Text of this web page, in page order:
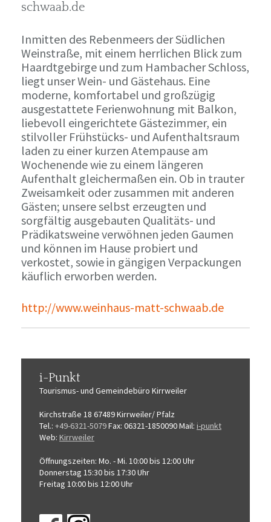
schwaab.de
Inmitten des Rebenmeers der Südlichen
Weinstraße, mit einem herrlichen Blick zum
Haardtgebirge und zum Hambacher Schloss,
liegt unser Wein- und Gästehaus. Eine
moderne, komfortabel und großzügig
ausgestattete Ferienwohnung mit Balkon,
liebevoll eingerichtete Gästezimmer, ein
stilvoller Frühstücks- und Aufenthaltsraum
laden zu einer kurzen Atempause am
Wochenende wie zu einem längeren
Aufenthalt gleichermaßen ein. Ob in trauter
Zweisamkeit oder zusammen mit anderen
Gästen; unsere selbst erzeugten und
sorgfältig ausgebauten Qualitäts- und
Prädikatsweine verwöhnen jeden Gaumen
und können im Hause probiert und
verkostet, sowie in gängigen Verpackungen
käuflich erworben werden.
http://www.weinhaus-matt-schwaab.de
i-Punkt
Tourismus-und Gemeindebüro Kirrweiler
Kirchstraße 18 67489 Kirrweiler/ Pfalz
Tel.: +49-6321-5079Fax: 06321-1850090Mail: i-punkt
Web: Kirrweiler
Öffnungszeiten: Mo. - Mi. 10:00 bis 12:00 Uhr
Donnerstag 15:30 bis 17:30 Uhr
Freitag 10:00 bis 12:00 Uhr